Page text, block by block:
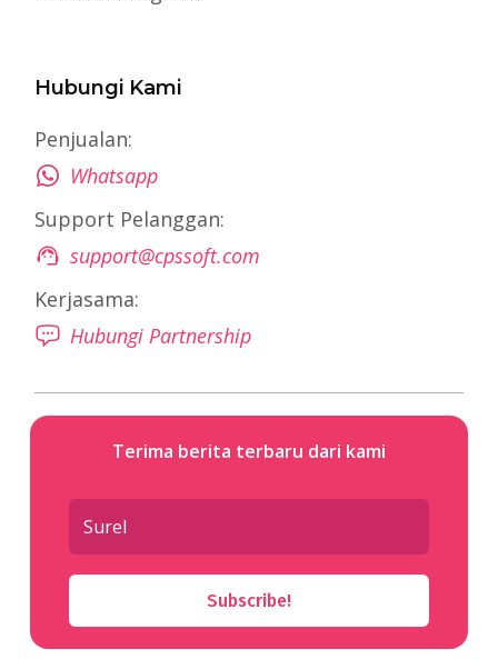
Hubungi Kami
Penjualan:
Whatsapp
Support Pelanggan:
support@cpssoft.com
Kerjasama:
Hubungi Partnership
Terima berita terbaru dari kami
Subscribe!